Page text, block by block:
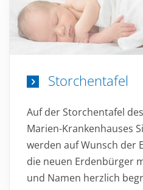
Storchentafel
Auf der Storchentafel
Marien-Krankenhauses
werden auf Wunsch der
die neuen Erdenbürger
und Namen herzlich